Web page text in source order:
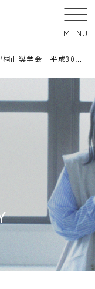
MENU
度大学等研究助成金」に採択されました